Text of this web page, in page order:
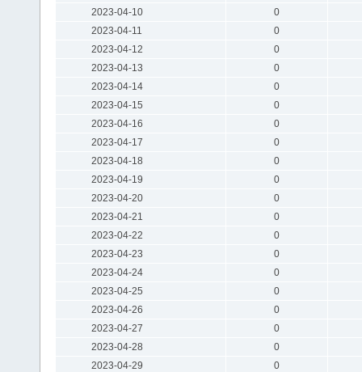
2023-04-10
0
2023-04-11
0
2023-04-12
0
2023-04-13
0
2023-04-14
0
2023-04-15
0
2023-04-16
0
2023-04-17
0
2023-04-18
0
2023-04-19
0
2023-04-20
0
2023-04-21
0
2023-04-22
0
2023-04-23
0
2023-04-24
0
2023-04-25
0
2023-04-26
0
2023-04-27
0
2023-04-28
0
2023-04-29
0